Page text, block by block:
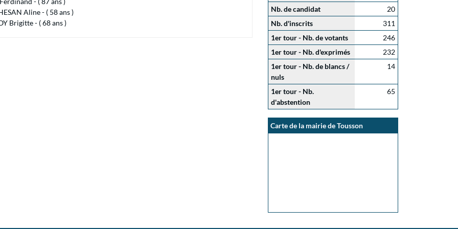
Aline - ( 58 ans )
Brigitte - ( 68 ans )
Nb. de candidat
20
Nb. d'inscrits
311
1er tour - Nb. de votants
246
1er tour - Nb. d'exprimés
232
1er tour - Nb. de blancs /
nuls
14
1er tour - Nb.
d'abstention
65
Carte de la mairie de Tousson